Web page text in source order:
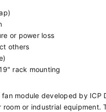
or power loss
others
rack mounting
module developed by
or industrial equipment.